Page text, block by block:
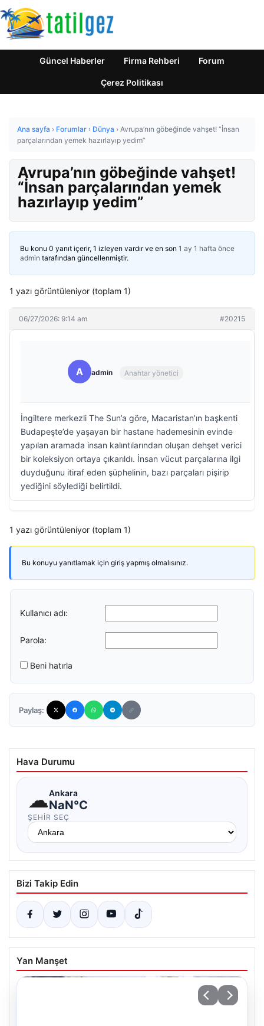
Güncel Haberler Firma Rehberi Forum
Çerez Politikası
Ana sayfa › Forumlar › Dünya › Avrupa’nın göbeğinde vahşet! “İnsan
parçalarından yemek hazırlayıp yedim”
Avrupa’nın göbeğinde vahşet!
“İnsan parçalarından yemek
hazırlayıp yedim”
Bu konu 0 yanıt içerir, 1 izleyen vardır ve en son 1 ay 1 hafta önce
admin tarafından güncellenmiştir.
1 yazı görüntüleniyor (toplam 1)
06/27/2026: 9:14 am #20215
A admin Anahtar yönetici
İngiltere merkezli The Sun’a göre, Macaristan’ın başkenti
Budapeşte’de yaşayan bir hastane hademesinin evinde
yapılan aramada insan kalıntılarından oluşan dehşet verici
bir koleksiyon ortaya çıkarıldı. İnsan vücut parçalarına ilgi
duyduğunu itiraf eden şüphelinin, bazı parçaları pişirip
yediğini söylediği belirtildi.
1 yazı görüntüleniyor (toplam 1)
Bu konuyu yanıtlamak için giriş yapmış olmalısınız.
Kullanıcı adı:
Parola:
Beni hatırla
Paylaş:
Hava Durumu
☁Ankara
NaN°C
ŞEHIR SEÇ
Bizi Takip Edin
Yan Manşet